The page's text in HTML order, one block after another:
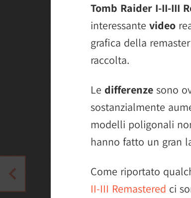
Tomb Raider I-II-III
interessante video
grafica della
raccolta.
Le differenze sono
sostanzialmente
modelli poligonali
hanno fatto un gran
Come riportato
II-III Remastered ci